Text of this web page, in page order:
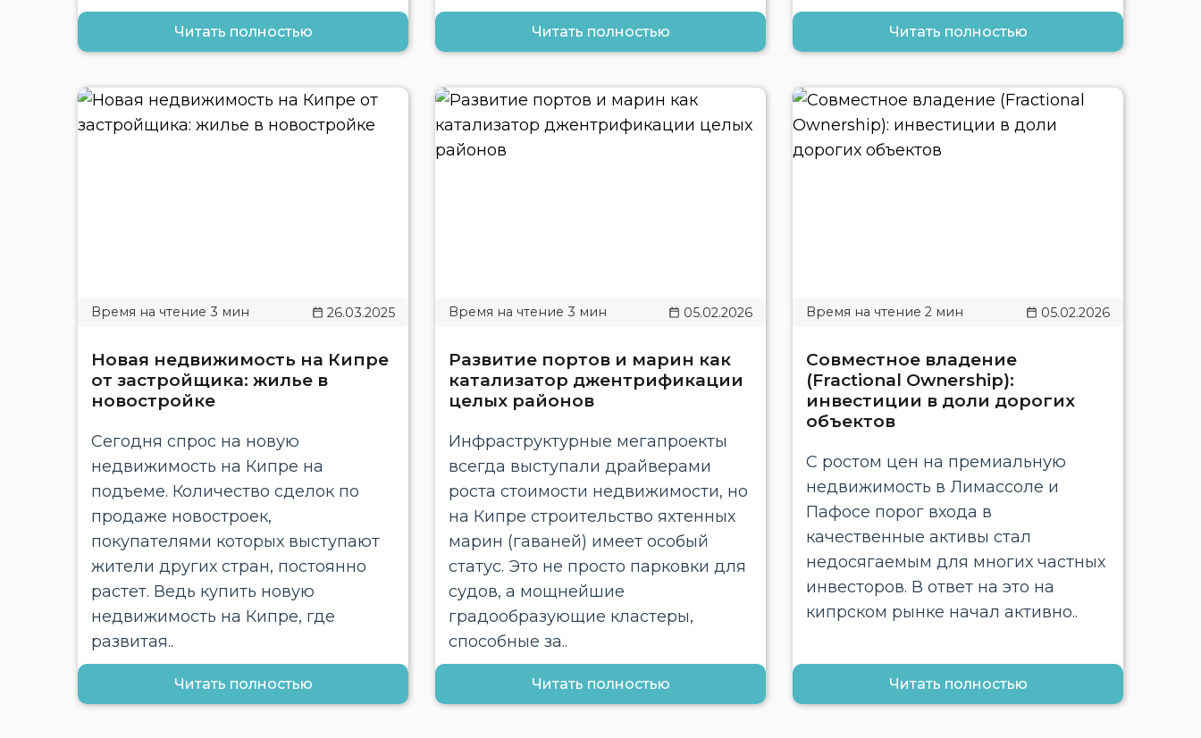
Читать полностью Читать полностью Читать полностью
26.03.2025
Новая недвижимость на Кипре
от застройщика: жилье в
новостройке
Сегодня спрос на новую
недвижимость на Кипре на
подъеме. Количество сделок по
продаже новостроек,
покупателями которых выступают
жители других стран, постоянно
растет. Ведь купить новую
недвижимость на Кипре, где
развитая..
Читать полностью
05.02.2026
Развитие портов и марин как
катализатор джентрификации
целых районов
Инфраструктурные мегапроекты
всегда выступали драйверами
роста стоимости недвижимости, но
на Кипре строительство яхтенных
марин (гаваней) имеет особый
статус. Это не просто парковки для
судов, а мощнейшие
градообразующие кластеры,
способные за..
Читать полностью
05.02.2026
Совместное владение
(Fractional Ownership):
инвестиции в доли дорогих
объектов
С ростом цен на премиальную
недвижимость в Лимассоле и
Пафосе порог входа в
качественные активы стал
недосягаемым для многих частных
инвесторов. В ответ на это на
кипрском рынке начал активно..
Читать полностью